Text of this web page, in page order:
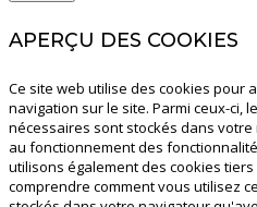
APERÇU DES COOKIES
Ce site web utilise des cookies pour
navigation sur le site. Parmi ceux-ci,
nécessaires sont stockés dans
au fonctionnement des
utilisons également des cookies
comprendre comment vous utilisez